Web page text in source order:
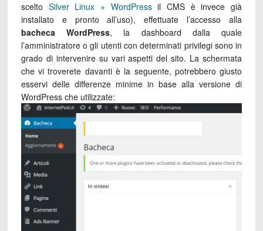
scelto Silver Linux + WordPressil CMS è invece già
installato e pronto all’uso), effettuate l’accesso alla
bacheca WordPress, la dashboard dalla quale
l’amministratore o gli utenti con determinati privilegi sono in
grado di intervenire su vari aspetti del sito. La schermata
che vi troverete davanti è la seguente, potrebbero giusto
esservi delle differenze minime in base alla versione di
WordPress che utilizzate: